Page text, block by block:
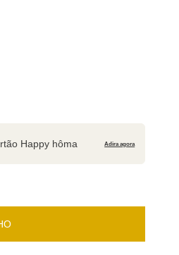
Happy hôma Adira agora